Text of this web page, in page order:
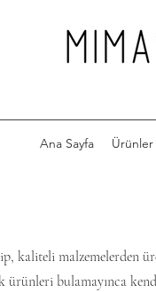
Ana Sayfa Ürünler
kaliteli malzemelerden
ürünleri bulamayınca